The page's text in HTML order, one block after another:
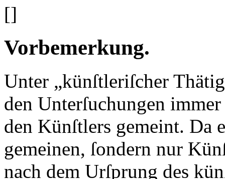
[]
Vorbemerkung.
Unter „künſtleriſcher
den Unterſuchungen
den Künſtlers gemeint.
gemeinen, ſondern nur
nach dem Urſprung des